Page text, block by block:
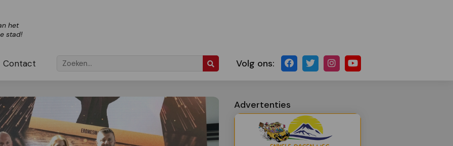
het
stad!
Contact Volg ons:
Advertenties